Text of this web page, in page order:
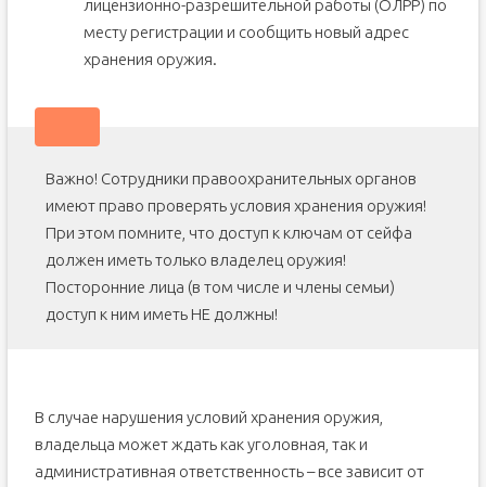
лицензионно-разрешительной работы (ОЛРР) по
месту регистрации и сообщить новый адрес
хранения оружия.
Важно! Сотрудники правоохранительных органов
имеют право проверять условия хранения оружия!
При этом помните, что доступ к ключам от сейфа
должен иметь только владелец оружия!
Посторонние лица (в том числе и члены семьи)
доступ к ним иметь НЕ должны!
В случае нарушения условий хранения оружия,
владельца может ждать как уголовная, так и
административная ответственность – все зависит от